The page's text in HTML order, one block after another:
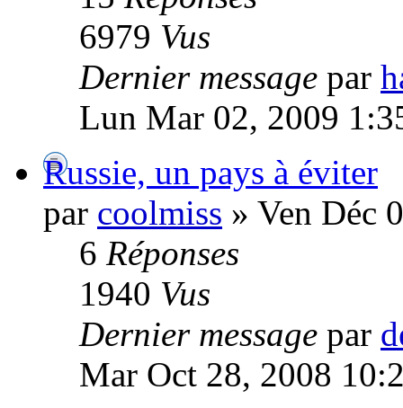
6979 Vus
Dernier message par
Lun Mar 02, 2009
Russie, un pays à éviter
par coolmiss » Ven Déc
6 Réponses
1940 Vus
Dernier message par
Mar Oct 28, 2008